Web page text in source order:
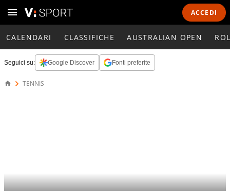
ACCEDI
CALENDARI CLASSIFICHE AUSTRALIAN OPEN
Seguici su: Google Discover Fonti preferite
TENNIS